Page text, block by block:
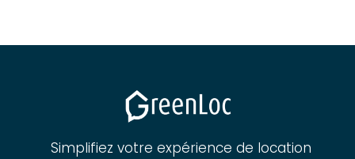
Simplifiez votre expérience de location